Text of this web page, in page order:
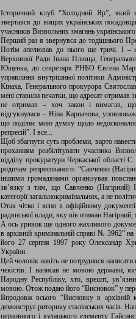
Історичний клуб “Холодний Яр”, який
звертався до вищих українських
учасників Визвольних змагань
Перший раз я звернувся до тодішнього
Потім апелював до нього ще тричі. І –
Верховної Ради Івана Плюща,
Ющенка, до секретаря РНБО Євгена
управління внутрішньої політики
Кінаха, Генерального прокурора
мені ставили печатки, що адресат отримав
не отримав – хоч закон і вимагав,
відгукнулася – Ніна Карпачова,
що поділяє мою думку щодо
репресій”. І все...
Щоб збагнути суть проблеми, варто
проханням реабілітувати учасника
відділу прокуратури Черкаської
родичам репресованого: “Савченко
іншими громадянами організував
зв’язку з тим, що Савченко (Нагірний)
категорії загальнокримінальних, а не
Отак чітко і ясно в офіційному
радянської влади, яку вів отаман
А ось уривок ще одного жахливого
в архівній кримінальній справі № 3962”
його 27 серпня 1997 року Олександр
України.
Цей чоловік навіть не потрудився
чекістів. І написав не мовою держави,
Народну Республіку, хто, врешті,
мовою. Отож подаю його “Висновок” у
Впродовж всього “Висновку в архівній
демонструє риторику сталінських часів.
церковного і кулацького елементу